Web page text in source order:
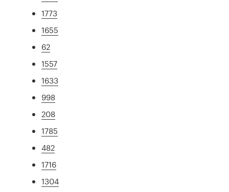
1773
1655
62
1557
1633
998
208
1785
482
1716
1304